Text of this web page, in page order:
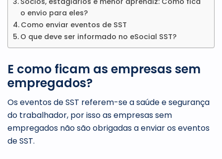
o envio para eles?
Como enviar eventos de SST
O que deve ser informado no eSocial SST?
E como ficam as empresas sem
empregados?
Os eventos de SST referem-se a saúde e segurança
do trabalhador, por isso as empresas sem
empregados não são obrigadas a enviar os eventos
de SST.